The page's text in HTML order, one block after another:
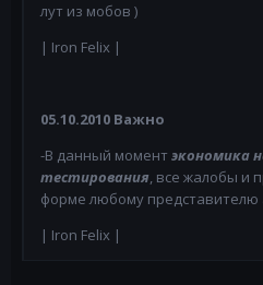
лут из мобов )
| Iron Felix |
05.10.2010 Важно
-В данный момент экономика
тестирования, все жалобы и
форме любому представителю
| Iron Felix |